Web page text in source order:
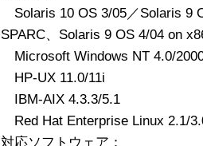
Solaris 10 OS 3/05／Solaris 9
SPARC、Solaris 9 OS 4/04 on
Microsoft Windows NT 4.0/
HP-UX 11.0/11i
IBM-AIX 4.3.3/5.1
Red Hat Enterprise Linux 2.1/
対応ソフトウェア：